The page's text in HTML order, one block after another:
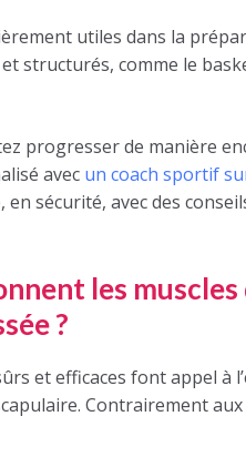
utiles dans la
structurés, comme le
progresser de manière
avec un coach sportif
sécurité, avec des
les muscles
?
et efficaces font appel à
Contrairement